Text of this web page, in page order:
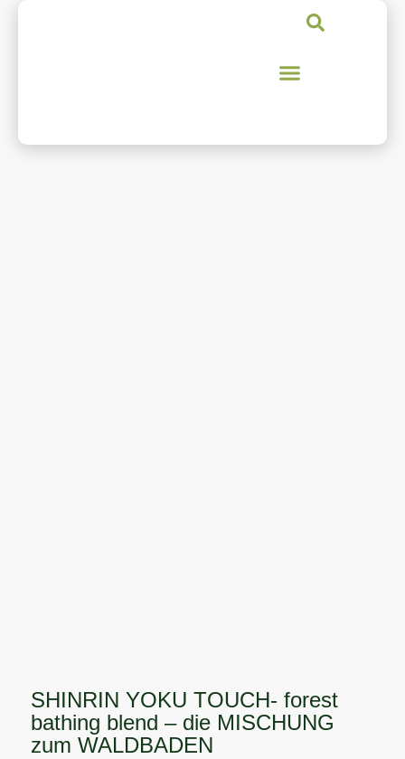
SHINRIN YOKU TOUCH- forest
bathing blend – die MISCHUNG
zum WALDBADEN